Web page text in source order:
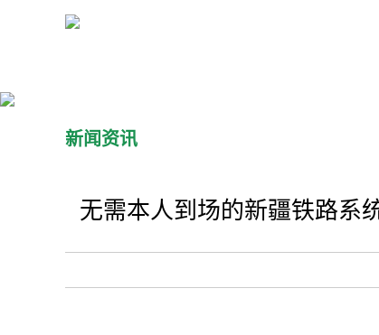
新闻资讯
无需本人到场的新疆铁路系